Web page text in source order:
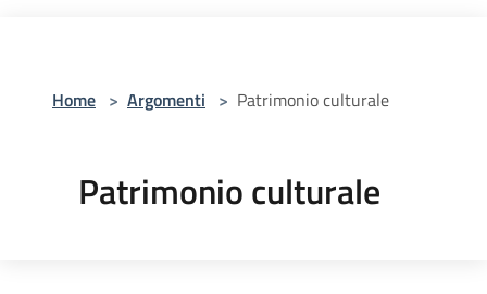
Home > Argomenti > Patrimonio culturale
Patrimonio culturale